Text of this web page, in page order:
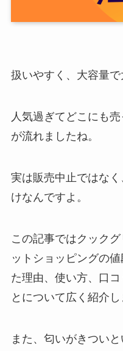
扱いやすく、大容量で
人気過ぎてどこにも
が流れましたね。
実は販売中止ではな
けなんですよ。
この記事ではクック
ットショッピングの
た理由、使い方、口
とについて広く紹介し
また、匂いがきつい